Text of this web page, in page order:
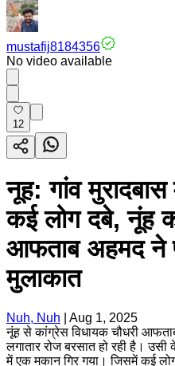
mustafij8184356
No video available
12
नूह: गांव
कई लोग दबे, नूंह
आफताब अहमद ने
मुलाकात
Nuh, Nuh
Aug 1, 2025
नूंह से कांग्रेस विधायक चौधरी
लगातार रोज बरसात हो रही है।
में एक मकान गिर गया। जिसमें कई